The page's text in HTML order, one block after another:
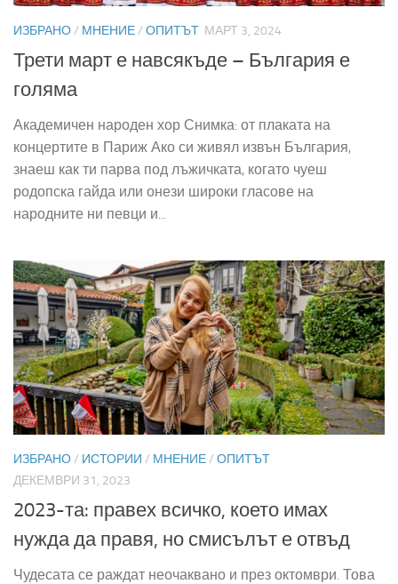
ИЗБРАНО/ МНЕНИЕ/ ОПИТЪТ МАРТ 3, 2024
Трети март е навсякъде – България е
голяма
Академичен народен хор Снимка: от плаката на
концертите в Париж Ако си живял извън България,
знаеш как ти парва под лъжичката, когато чуеш
родопска гайда или онези широки гласове на
народните ни певци и...
ИЗБРАНО/ ИСТОРИИ / МНЕНИЕ/ ОПИТЪТ
ДЕКЕМВРИ 31, 2023
2023-та: правех всичко, което имах
нужда да правя, но смисълът е отвъд
Чудесата се раждат неочаквано и през октомври. Това